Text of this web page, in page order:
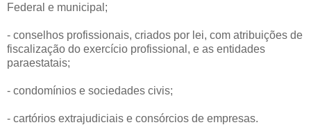
Federal e municipal;
- conselhos profissionais, criados por lei, com atribuições de
fiscalização do exercício profissional, e as entidades
paraestatais;
- condomínios e sociedades civis;
- cartórios extrajudiciais e consórcios de empresas.